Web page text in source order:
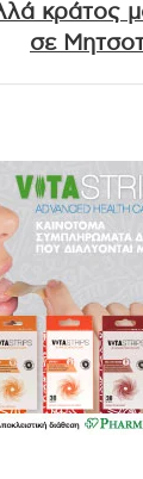
κράτος
σε